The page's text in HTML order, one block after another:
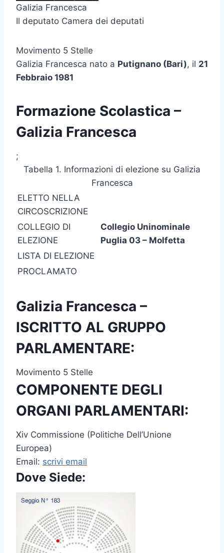
Galizia Francesca
Il deputato Camera dei deputati
Movimento 5 Stelle
Galizia Francesca nato a Putignano (Bari), il 21
Febbraio 1981
Formazione Scolastica –
Galizia Francesca
;
Tabella 1. Informazioni di elezione su Galizia
Francesca
ELETTO NELLA
CIRCOSCRIZIONE
COLLEGIO DI
ELEZIONE
Collegio Uninominale
Puglia 03 – Molfetta
LISTA DI ELEZIONE
PROCLAMATO
Galizia Francesca –
ISCRITTO AL GRUPPO
PARLAMENTARE:
Movimento 5 Stelle
COMPONENTE DEGLI
ORGANI PARLAMENTARI:
Xiv Commissione (Politiche Dell’Unione
Europea)
Email: scrivi email
Dove Siede: